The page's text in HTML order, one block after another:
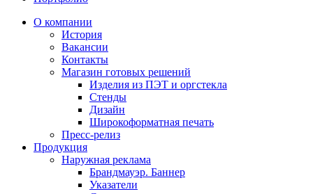
О компании
История
Вакансии
Контакты
Магазин готовых решений
Изделия из ПЭТ и оргстекла
Стенды
Дизайн
Широкоформатная печать
Пресс-релиз
Продукция
Наружная реклама
Брандмауэр. Баннер
Указатели